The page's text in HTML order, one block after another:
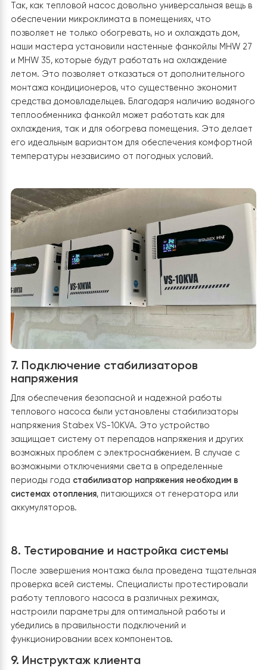
насос, выполняющие важные функции для
работы системы отопления и горячего
распределяет потоки
теплоносителя между различными контурами — между
отоплением и баком для горячего водоснабжения
Переключает теплоноситель между различными
В случае, когда требуется нагрев бойлера ГВС,
перенаправляет поток из отопительного контура в
бойлер, а после нагрева возвращается к обогреву
помещений.Циркуляционный насособеспечивает
циркуляцию теплоносителя в системе, как для
через теплообменник теплового насоса и по всей
системе. Это позволяет равномерно распределять
тепло (или холод) по помещениям, а также
эффективную передачу тепла к теплому полу,
радиаторам или фанкойлам и баку ГВС. Вместе эти
компоненты обеспечивают эффективную работу
системы теплоснабжения, переключение между
режимами и стабильную циркуляцию теплоносителя.
6. Использование фанкойлов для
Так, как тепловой насос довольно универсальная
обеспечении микроклимата в помещениях, что
позволяет не только обогревать, но и охлаждать дом,
наши мастера установили настенные фанкойлы
и MHW 35, которые будут работать на охлаждение
летом. Это позволяет отказаться от
монтажа кондиционеров, что существенно экономит
средства домовладельцев. Благодаря наличию
теплообменника фанкойл может работать как для
охлаждения, так и для обогрева помещения. Это
температуры независимо от погодных условий.